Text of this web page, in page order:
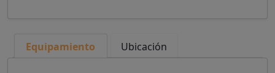
Equipamiento Ubicación